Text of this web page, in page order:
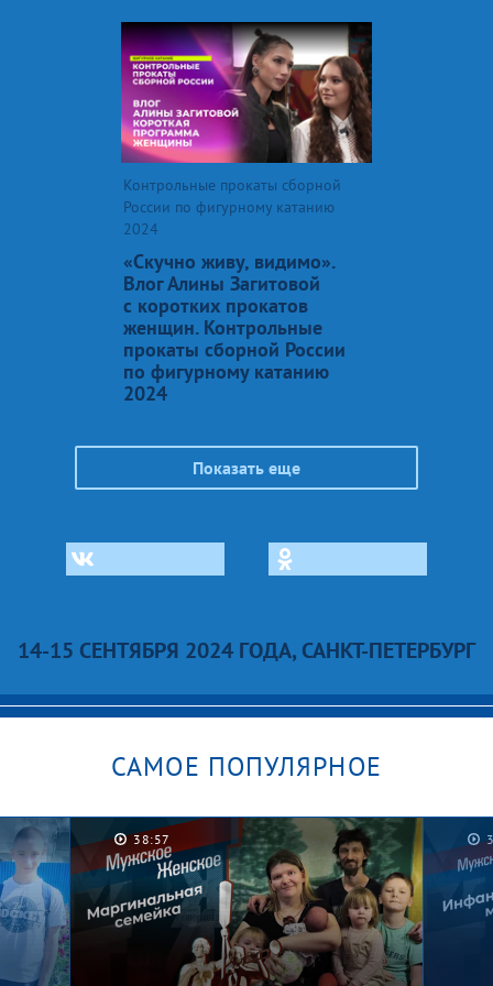
Контрольные прокаты сборной
России по фигурному катанию
2024
«Скучно живу, видимо».
Влог Алины Загитовой
с коротких прокатов
женщин. Контрольные
прокаты сборной России
по фигурному катанию
2024
Показать еще
14-15 СЕНТЯБРЯ 2024 ГОДА, САНКТ-ПЕТЕРБУРГ
САМОЕ ПОПУЛЯРНОЕ
38:57